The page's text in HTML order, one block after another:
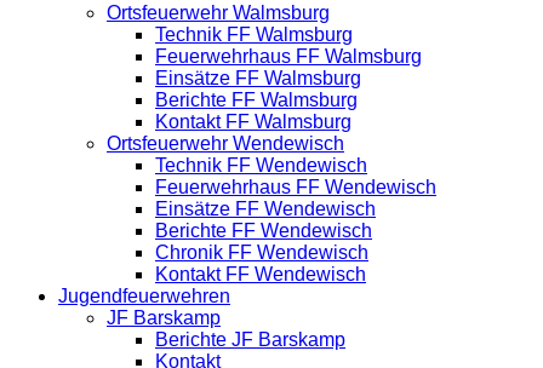
Ortsfeuerwehr Walmsburg
Technik FF Walmsburg
Feuerwehrhaus FF Walmsburg
Einsätze FF Walmsburg
Berichte FF Walmsburg
Kontakt FF Walmsburg
Ortsfeuerwehr Wendewisch
Technik FF Wendewisch
Feuerwehrhaus FF Wendewisch
Einsätze FF Wendewisch
Berichte FF Wendewisch
Chronik FF Wendewisch
Kontakt FF Wendewisch
Jugendfeuerwehren
JF Barskamp
Berichte JF Barskamp
Kontakt